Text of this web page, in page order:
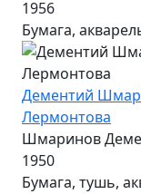
1956
Бумага,
Дементий
Лермонтова
Шмаринов
1950
Бумага, тушь,